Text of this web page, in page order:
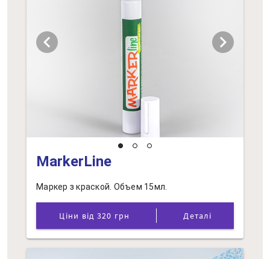
chevron_left chevron_right
MarkerLine
Маркер з краской. Объем 15мл.
Ціни від 320 грн Деталі